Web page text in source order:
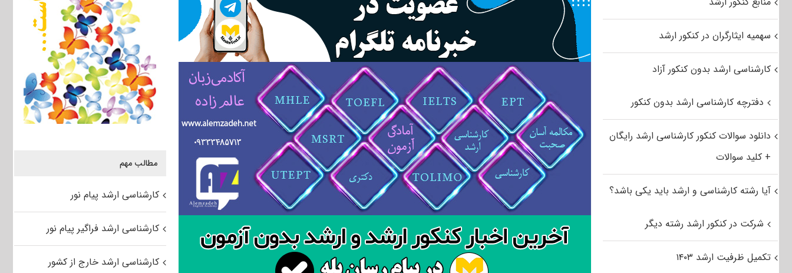
مطالب مهم
کارشناسی ارشد پیام نور
کارشناسی ارشد فراگیر پیام نور
کارشناسی ارشد خارج از کشور
سهمیه ایثارگران در کنکور ارشد
کارشناسی ارشد بدون کنکور آزاد
دفترچه کارشناسی ارشد بدون کنکور
دانلود سوالات کنکور کارشناسی ارشد رایگان
+ کلید سوالات
آیا رشته کارشناسی و ارشد باید یکی باشد؟
شرکت در کنکور ارشد رشته دیگر
تکمیل ظرفیت ارشد ۱۴۰۳